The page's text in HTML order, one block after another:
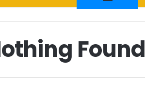
Found